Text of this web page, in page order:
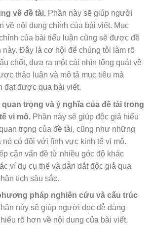
về đề tài.Phần này sẽ giúp người
về nội dung chính của bài viết. Mục
của bài tiểu luận cũng sẽ được đề
này. Đây là cơ hội để chúng tôi làm rõ
chốt, đưa ra một cái nhìn tổng quát về
thảo luận và mô tả mục tiêu mà
đạt được qua bài viết.
quan trọng và ý nghĩa của đề tài trong
vi mô.Phần này sẽ giúp độc giả hiểu
trọng của đề tài, cũng như những
có đối với lĩnh vực kinh tế vi mô.
cận vấn đề từ nhiều góc độ khác
ví dụ cụ thể và dẫn dắt độc giả qua
tích sâu sắc.
pháp nghiên cứu và cấu trúc
này sẽ giúp người đọc dễ dàng
rõ hơn về nội dung của bài viết.